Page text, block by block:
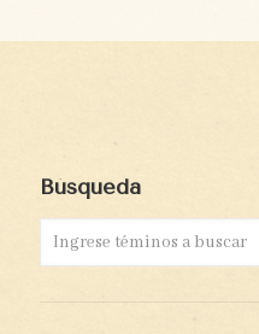
Búsqueda